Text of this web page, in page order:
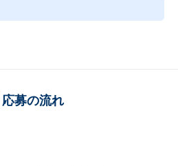
応募の流れ